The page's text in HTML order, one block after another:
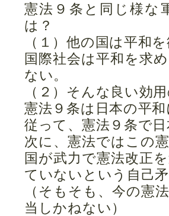
憲法９条と同じ様な
は？
（１）他の国は平和
国際社会は平和を求
ない。
（２）そんな良い効
憲法９条は日本の平
従って、憲法９条で
次に、憲法ではこの
国が武力で憲法改正
ていないという自己
（そもそも、今の憲
当しかねない）